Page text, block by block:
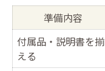
準備内容
付属品・説明書を揃
える